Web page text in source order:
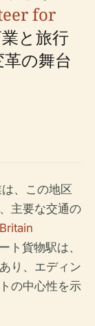
for
と旅行
の舞台
、この地区
主要な交通の
Britain
ト貨物駅は、
り、エディン
の中心性を示